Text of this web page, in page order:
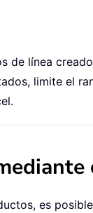
de línea
limite el
es